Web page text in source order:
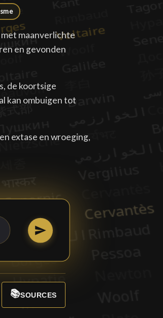
met maanverlichte
en gevonden
de koortsige
kan ombuigen tot
extase en wroeging,
📚SOURCES